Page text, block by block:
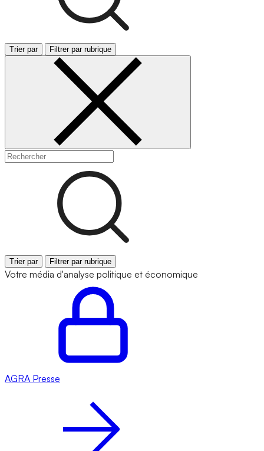
Trier par Filtrer par rubrique
Trier par Filtrer par rubrique
Votre média d'analyse politique et économique
AGRA Presse